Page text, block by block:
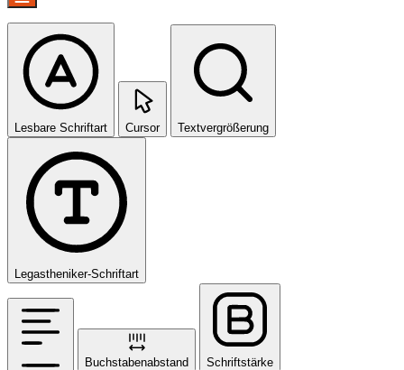
Lesbare Schriftart Cursor Textvergrößerung
Legastheniker-Schriftart
Buchstabenabstand Schriftstärke